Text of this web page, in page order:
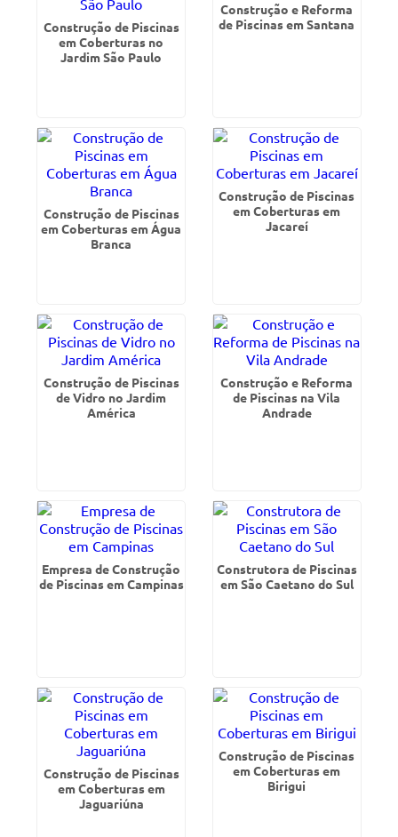
Construção de Piscinas
em Coberturas no
Jardim São Paulo
Construção e Reforma
de Piscinas em Santana
Construção de Piscinas
em Coberturas em Água
Branca
Construção de Piscinas
em Coberturas em
Jacareí
Construção de Piscinas
de Vidro no Jardim
América
Construção e Reforma
de Piscinas na Vila
Andrade
Empresa de Construção
de Piscinas em Campinas
Construtora de Piscinas
em São Caetano do Sul
Construção de Piscinas
em Coberturas em
Jaguariúna
Construção de Piscinas
em Coberturas em
Birigui